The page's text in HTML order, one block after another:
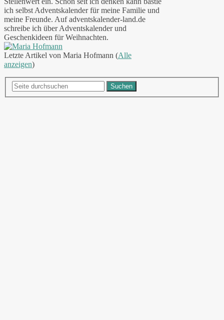
ich selbst Adventskalender für meine Familie und
meine Freunde. Auf adventskalender-land.de
schreibe ich über Adventskalender und
Geschenkideen für Weihnachten.
Letzte Artikel von Maria Hofmann (Alle
anzeigen)
Suchen